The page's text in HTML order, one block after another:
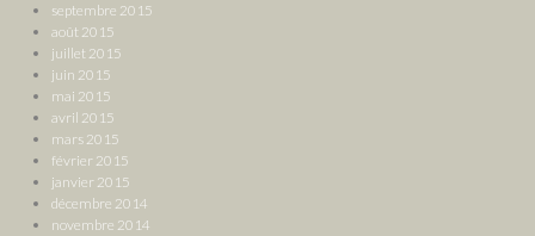
septembre 2015
août 2015
juillet 2015
juin 2015
mai 2015
avril 2015
mars 2015
février 2015
janvier 2015
décembre 2014
novembre 2014